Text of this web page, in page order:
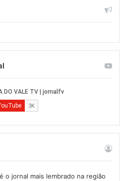
o jornal mais lembrado na região